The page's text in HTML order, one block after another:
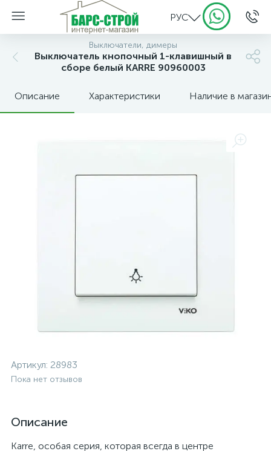
РУС
Выключатели, димеры
Выключатель кнопочный 1-клавишный в
сборе белый KARRE 90960003
Описание Характеристики Наличие в
Артикул: 28983
Пока нет отзывов
Описание
Karre, особая серия, которая всегда в центре